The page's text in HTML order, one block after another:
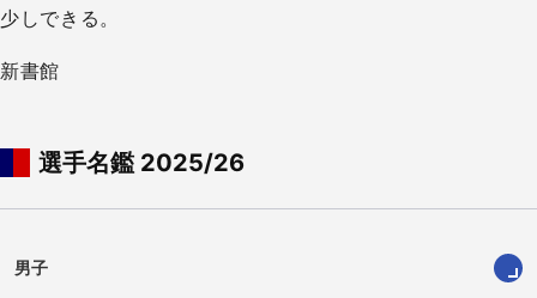
少しできる。
新書館
選手名鑑 2025/26
男子